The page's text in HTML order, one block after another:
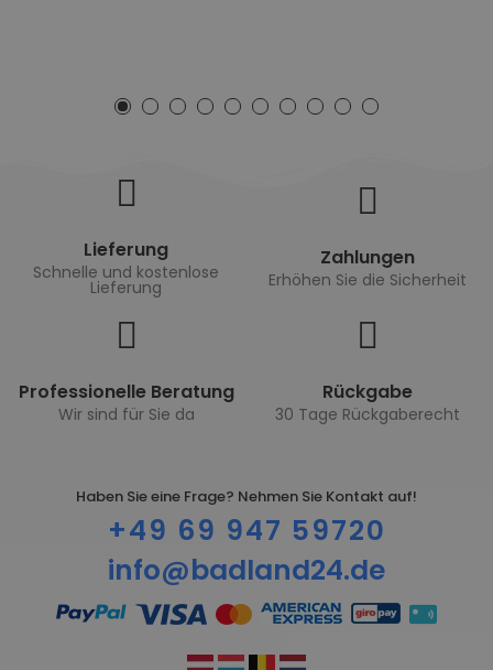
Lieferung
Schnelle und kostenlose
Lieferung
Zahlungen
Erhöhen Sie die Sicherheit
Professionelle Beratung
Wir sind für Sie da
Rückgabe
30 Tage Rückgaberecht
Haben Sie eine Frage? Nehmen Sie Kontakt auf!
+49 69 947 59720
info@badland24.de